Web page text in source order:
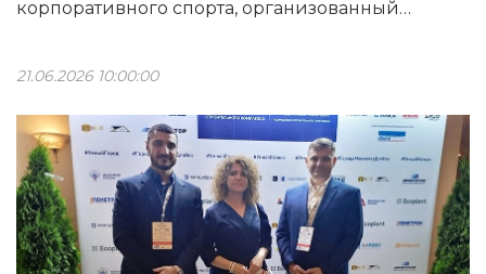
корпоративного спорта, организованный
показала достойный результат.
21.06.2026 10:00:00